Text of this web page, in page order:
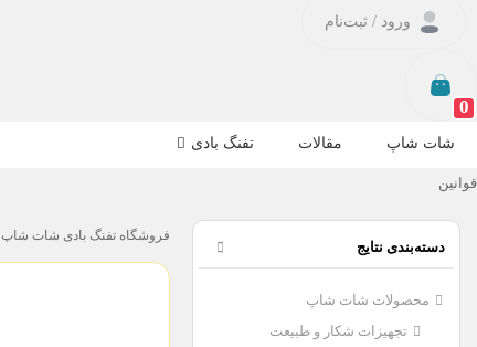
ورود / ثبت‌نام
0
شات شاپ مقالات تفنگ بادی
قوانین
فروشگاه تفنگ بادی شات شاپ
دسته‌بندی نتایج
محصولات شات شاپ
تجهیزات شکار و طبیعت